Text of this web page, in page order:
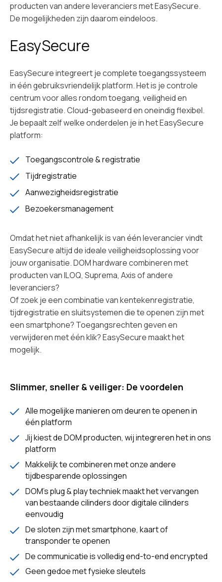
producten van andere leveranciers met EasySecure.
De mogelijkheden zijn daarom eindeloos.
EasySecure
EasySecure integreert je complete toegangssysteem
in één gebruiksvriendelijk platform. Het is je controle
centrum voor alles rondom toegang, veiligheid en
tijdsregistratie. Cloud-gebaseerd en oneindig flexibel.
Je bepaalt zelf welke onderdelen je in het EasySecure
platform:
Toegangscontrole & registratie
Tijdregistratie
Aanwezigheidsregistratie
Bezoekersmanagement
Omdat het niet afhankelijk is van één leverancier vindt
EasySecure altijd de ideale veiligheidsoplossing voor
jouw organisatie. DOM hardware combineren met
producten van ILOQ, Suprema, Axis of andere
leveranciers?
Of zoek je een combinatie van kentekenregistratie,
tijdregistratie en sluitsystemen die te openen zijn met
een smartphone? Toegangsrechten geven en
verwijderen met één klik? EasySecure maakt het
mogelijk.
Slimmer, sneller & veiliger: De voordelen‍
Alle mogelijke manieren om deuren te openen in
één platform
Jij kiest de DOM producten, wij integreren het in ons
platform
Makkelijk te combineren met onze andere
tijdbesparende oplossingen
DOM's plug & play techniek maakt het vervangen
van bestaande cilinders door digitale cilinders
eenvoudig
De sloten zijn met smartphone, kaart of
transponder te openen
De communicatie is volledig end-to-end encrypted
Geen gedoe met fysieke sleutels